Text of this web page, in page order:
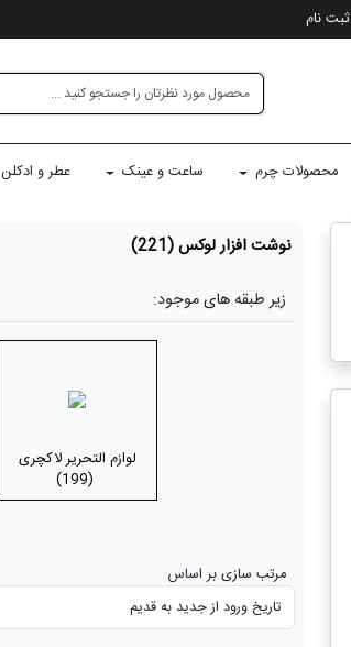
ثبت نام
محصولات چرم ساعت و عینک عطر و ادکلن
نوشت افزار لوکس(221)
زیر طبقه های موجود:
لوازم التحریر لاکچری
(199)
مرتب سازی بر اساس